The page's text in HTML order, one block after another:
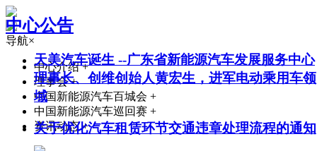
导航×
中心介绍+
理事会+
中国新能源汽车百城会 +
中国新能源汽车巡回赛 +
资讯动态+
中心公告
天美汽车诞生 --广东省新能源汽车发展服务中心
理事长、创维创始人黄宏生，进军电动乘用车领
域
关于优化汽车租赁环节交通违章处理流程的通知